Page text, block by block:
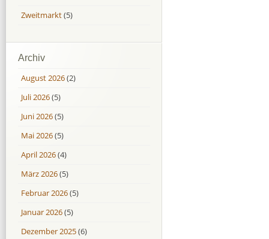
Zweitmarkt(5)
Archiv
August 2026(2)
Juli 2026(5)
Juni 2026(5)
Mai 2026(5)
April 2026(4)
März 2026(5)
Februar 2026(5)
Januar 2026(5)
Dezember 2025(6)